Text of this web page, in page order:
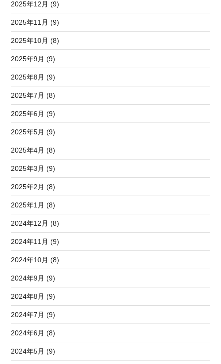
2025年12月 (9)
2025年11月 (9)
2025年10月 (8)
2025年9月 (9)
2025年8月 (9)
2025年7月 (8)
2025年6月 (9)
2025年5月 (9)
2025年4月 (8)
2025年3月 (9)
2025年2月 (8)
2025年1月 (8)
2024年12月 (8)
2024年11月 (9)
2024年10月 (8)
2024年9月 (9)
2024年8月 (9)
2024年7月 (9)
2024年6月 (8)
2024年5月 (9)